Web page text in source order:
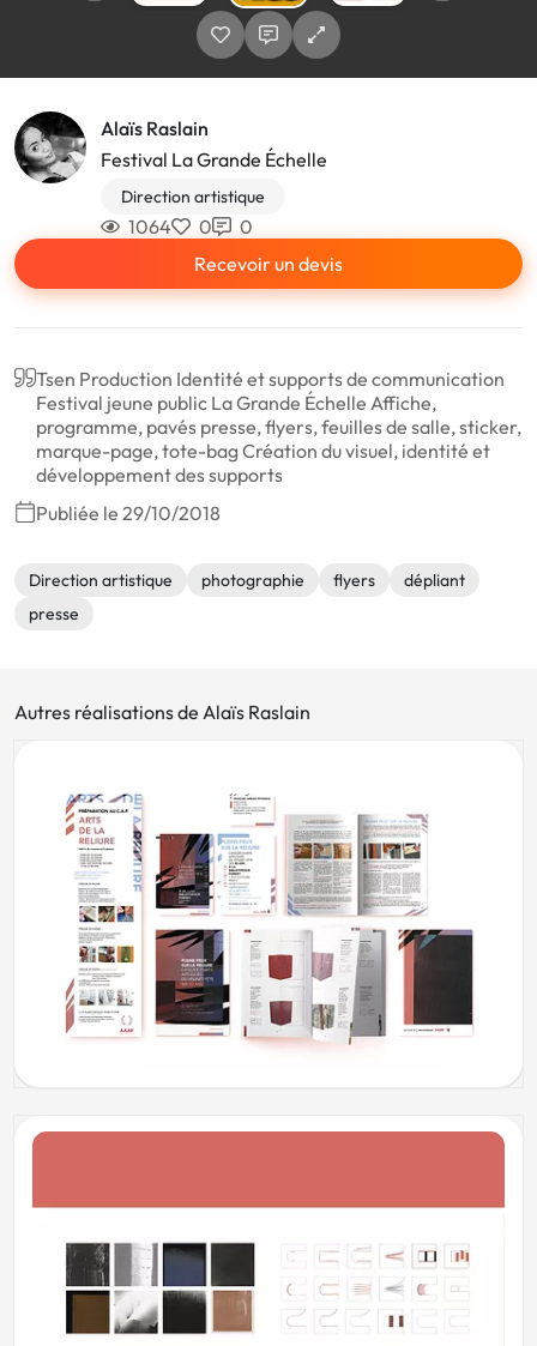
Alaïs Raslain
Festival La Grande Échelle
Direction artistique
1064 0
0
Recevoir un devis
Tsen Production Identité et supports de communication
Festival jeune public La Grande Échelle Affiche,
programme, pavés presse, flyers, feuilles de salle, sticker,
marque-page, tote-bag Création du visuel, identité et
développement des supports
Publiée le 29/10/2018
Direction artistique photographie flyers
dépliant
presse
Autres réalisations de Alaïs Raslain